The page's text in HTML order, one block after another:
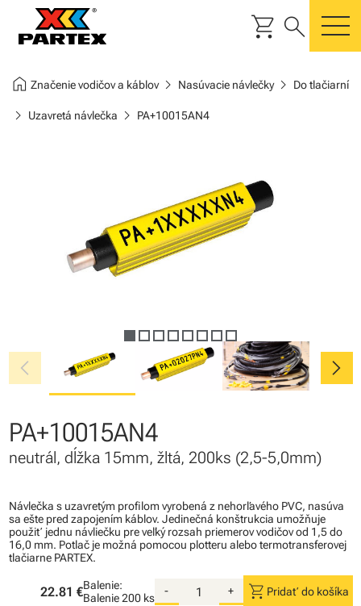
shopping_cart search
home Značenie vodičov a káblovchevron_right Nasúvacie návlečkychevron_right Do tlačiarní
chevron_right Uzavretá návlečka chevron_right PA+10015AN4
chevron_left chevron_right
PA+10015AN4
neutrál, dĺžka 15mm, žltá, 200ks (2,5-5,0mm)
Návlečka s uzavretým profilom vyrobená z nehorľavého PVC, nasúva
sa ešte pred zapojením káblov. Jedinečná konštrukcia umožňuje
použiť jednu návliečku pre veľký rozsah priemerov vodičov od 1,5 do
16,0 mm. Potlač je možná pomocou plotteru alebo termotransferovej
tlačiarne PARTEX.
22.81 €Balenie:
Balenie200 ks
- + shopping_cart Pridať do košíka